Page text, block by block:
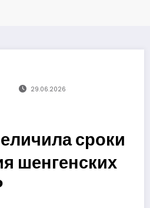
29.06.2026
сроки
шенгенских